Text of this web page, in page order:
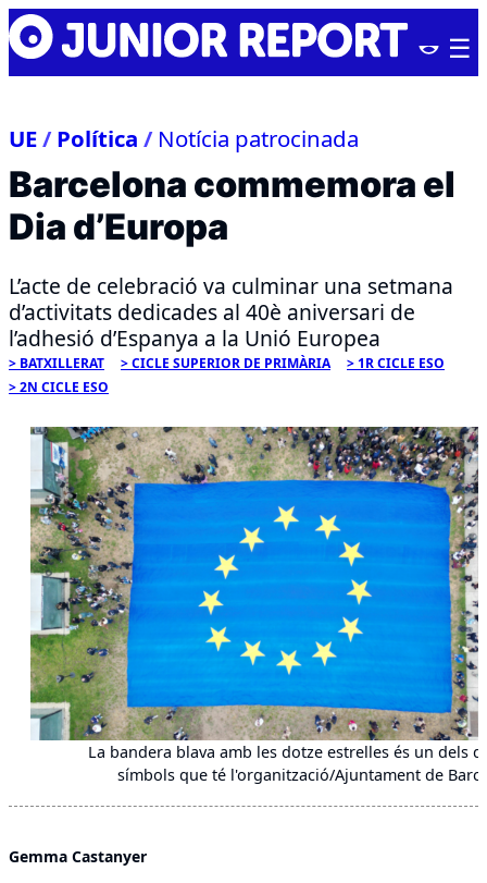
Skip
to
content
Junior
Report
UE/Política / Notícia patrocinada
Barcelona commemora el
Dia d’Europa
L’acte de celebració va culminar una setmana
d’activitats dedicades al 40è aniversari de
l’adhesió d’Espanya a la Unió Europea
BATXILLERAT CICLE SUPERIOR DE PRIMÀRIA
1R CICLE ESO
2N CICLE ESO
La bandera blava amb les dotze estrelles és un dels
símbols que té l'organització/Ajuntament de
Gemma Castanyer